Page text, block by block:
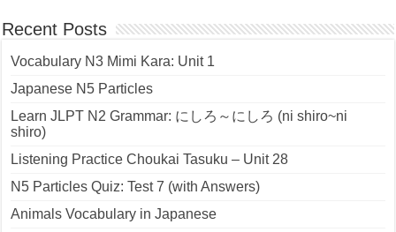
Recent Posts
Vocabulary N3 Mimi Kara: Unit 1
Japanese N5 Particles
Learn JLPT N2 Grammar: にしろ～にしろ (ni shiro~ni
shiro)
Listening Practice Choukai Tasuku – Unit 28
N5 Particles Quiz: Test 7 (with Answers)
Animals Vocabulary in Japanese